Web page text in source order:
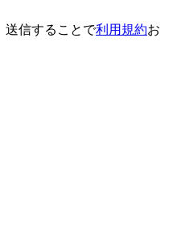
送信することで利用規約お